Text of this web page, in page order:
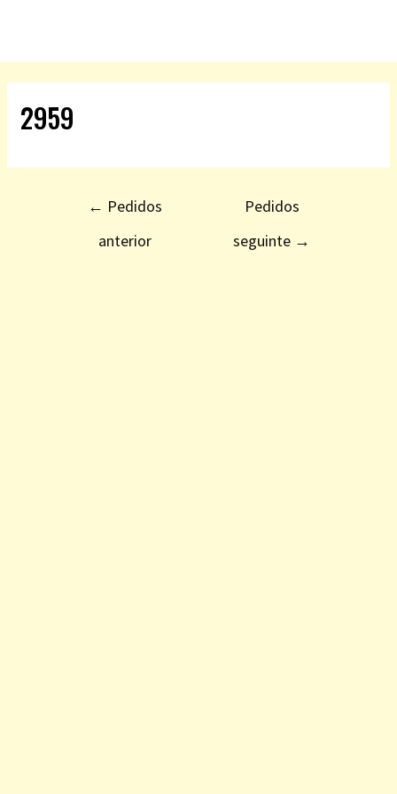
2959
← Pedidos
anterior
Pedidos
seguinte →